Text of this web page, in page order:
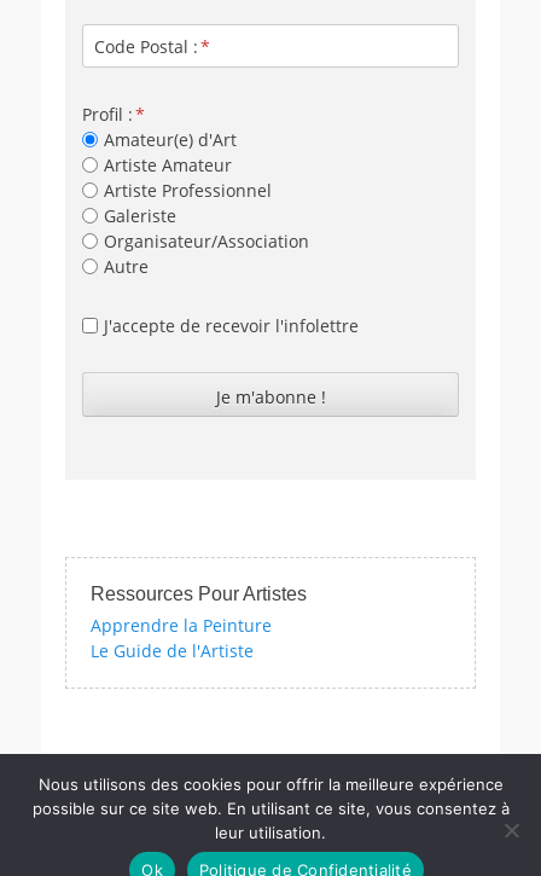
Code Postal :
Profil :
Amateur(e) d'Art
Artiste Amateur
Artiste Professionnel
Galeriste
Organisateur/Association
Autre
J'accepte de recevoir l'infolettre
Ressources Pour Artistes
Apprendre la Peinture
Le Guide de l'Artiste
avec nos quizzes sur l'impressionnisme, les femmes artistes
Copyright © PMActu.Art. Tous Les Droits Sont Réservés | Catch
Nous utilisons des cookies pour offrir la meilleure expérience
possible sur ce site web. En utilisant ce site, vous consentez à
leur utilisation.
Ok
Politique de Confidentialité